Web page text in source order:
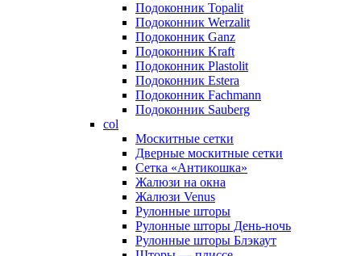
Подоконник Topalit
Подоконник Werzalit
Подоконник Ganz
Подоконник Kraft
Подоконник Plastolit
Подоконник Estera
Подоконник Fachmann
Подоконник Sauberg
col
Москитные сетки
Дверные москитные сетки
Сетка «Антикошка»
Жалюзи на окна
Жалюзи Venus
Рулонные шторы
Рулонные шторы День-ночь
Рулонные шторы Блэкаут